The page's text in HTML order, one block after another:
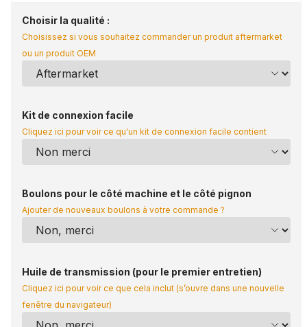
Choisir la qualité :
Choisissez si vous souhaitez commander un produit aftermarket
ou un produit OEM
Kit de connexion facile
Cliquez ici pour voir ce qu'un kit de connexion facile contient
Boulons pour le côté machine et le côté pignon
Ajouter de nouveaux boulons à votre commande ?
Huile de transmission (pour le premier entretien)
Cliquez ici pour voir ce que cela inclut (s’ouvre dans une nouvelle
fenêtre du navigateur)